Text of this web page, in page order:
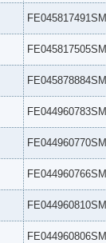
FE045817491SM
FE045817505SM
FE045878884SM
FE044960783SM
FE044960770SM
FE044960766SM
FE044960810SM
FE044960806SM